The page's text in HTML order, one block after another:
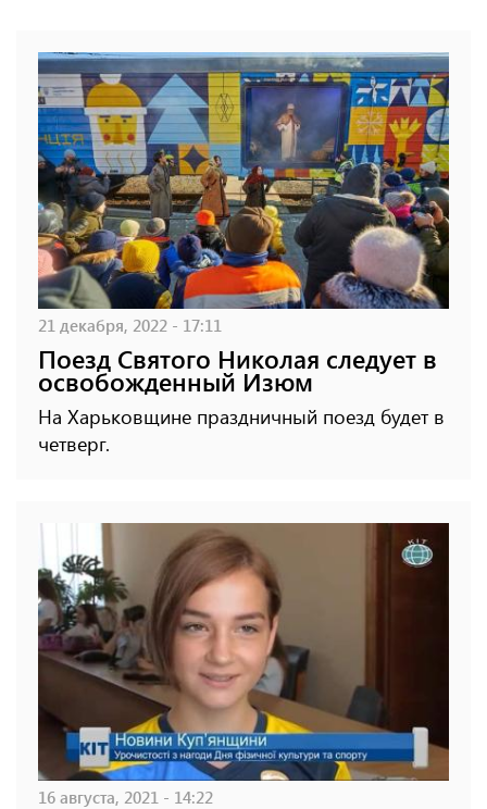
21 декабря, 2022 - 17:11
Поезд Святого Николая следует в
освобожденный Изюм
На Харьковщине праздничный поезд будет в
четверг.
16 августа, 2021 - 14:22